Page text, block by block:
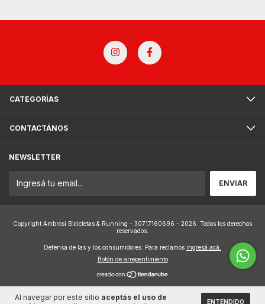
Al navegar por este sitio aceptás el uso de
ENTENDIDO
CATEGORÍAS
CONTACTÁNOS
NEWSLETTER
Copyright Ambrosi Bicicletas & Running - 30717160696 - 2026. Todos los derechos
reservados.
Defensa de las y los consumidores. Para reclamos ingresá acá.
Botón de arrepentimiento